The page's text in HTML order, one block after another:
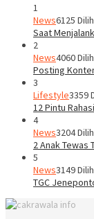
1
News6125
Saat
2
News4060
Posting
3
Lifestyle3359
12 Pintu
4
News3204
2 Anak
5
News3149
TGC